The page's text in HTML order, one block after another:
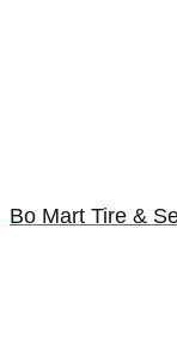
Bo Mart Tire &